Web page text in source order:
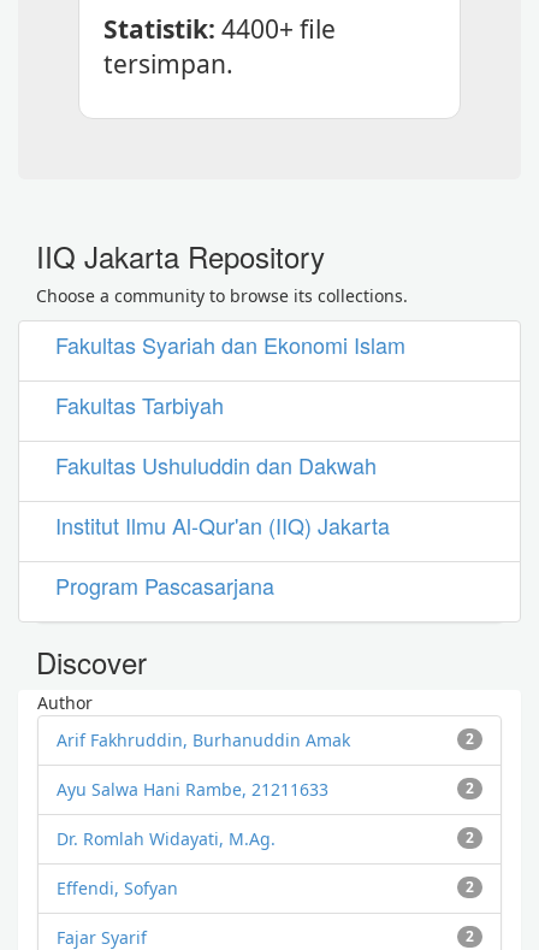
Statistik: 4400+ file
tersimpan.
IIQ Jakarta Repository
Choose a community to browse its collections.
Fakultas Syariah dan Ekonomi Islam
Fakultas Tarbiyah
Fakultas Ushuluddin dan Dakwah
Institut Ilmu Al-Qur'an (IIQ) Jakarta
Program Pascasarjana
Discover
Author
2
Arif Fakhruddin, Burhanuddin Amak
2
Ayu Salwa Hani Rambe, 21211633
2
Dr. Romlah Widayati, M.Ag.
2
Effendi, Sofyan
2
Fajar Syarif